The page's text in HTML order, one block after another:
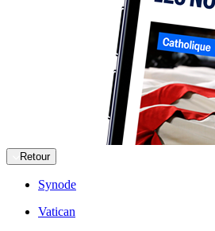
Retour
Synode
Vatican